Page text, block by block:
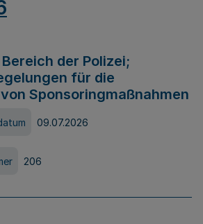
der Polizei;
für die
Sponsoringmaßnahmen
09.07.2026
206